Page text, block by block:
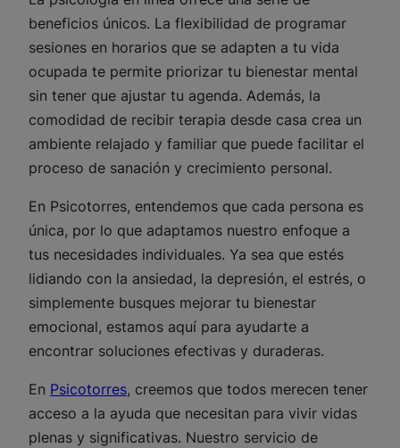
beneficios únicos. La flexibilidad de programar
sesiones en horarios que se adapten a tu vida
ocupada te permite priorizar tu bienestar mental
sin tener que ajustar tu agenda. Además, la
comodidad de recibir terapia desde casa crea un
ambiente relajado y familiar que puede facilitar el
proceso de sanación y crecimiento personal.
En Psicotorres, entendemos que cada persona es
única, por lo que adaptamos nuestro enfoque a
tus necesidades individuales. Ya sea que estés
lidiando con la ansiedad, la depresión, el estrés, o
simplemente busques mejorar tu bienestar
emocional, estamos aquí para ayudarte a
encontrar soluciones efectivas y duraderas.
En Psicotorres, creemos que todos merecen tener
acceso a la ayuda que necesitan para vivir vidas
plenas y significativas. Nuestro servicio de